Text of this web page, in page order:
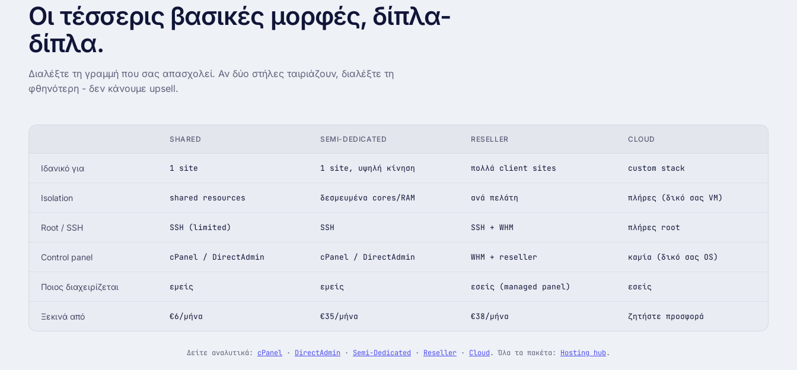
Οι τέσσερις βασικές μορφές, δίπλα-
δίπλα.
Διαλέξτε τη γραμμή που σας απασχολεί. Αν δύο στήλες ταιριάζουν, διαλέξτε τη
φθηνότερη - δεν κάνουμε upsell.
SHARED SEMI-DEDICATED RESELLER CLOUD
Ιδανικό για 1 site 1 site, υψηλή κίνηση πολλά client sites custom stack
Isolation shared resources δεσμευμένα cores/RAM ανά πελάτη πλήρες (δικό σας VM)
Root / SSH SSH (limited) SSH SSH + WHM πλήρες root
Control panel cPanel / DirectAdmin cPanel / DirectAdmin WHM + reseller καμία (δικό σας OS)
Ποιος διαχειρίζεται εμείς εμείς εσείς (managed panel) εσείς
Ξεκινά από €6/μήνα €35/μήνα €38/μήνα ζητήστε προσφορά
Δείτε αναλυτικά: cPanel · DirectAdmin · Semi-Dedicated · Reseller · Cloud. Όλα τα πακέτα: Hosting hub.